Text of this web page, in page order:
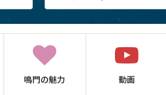
鳴門の魅力 動画